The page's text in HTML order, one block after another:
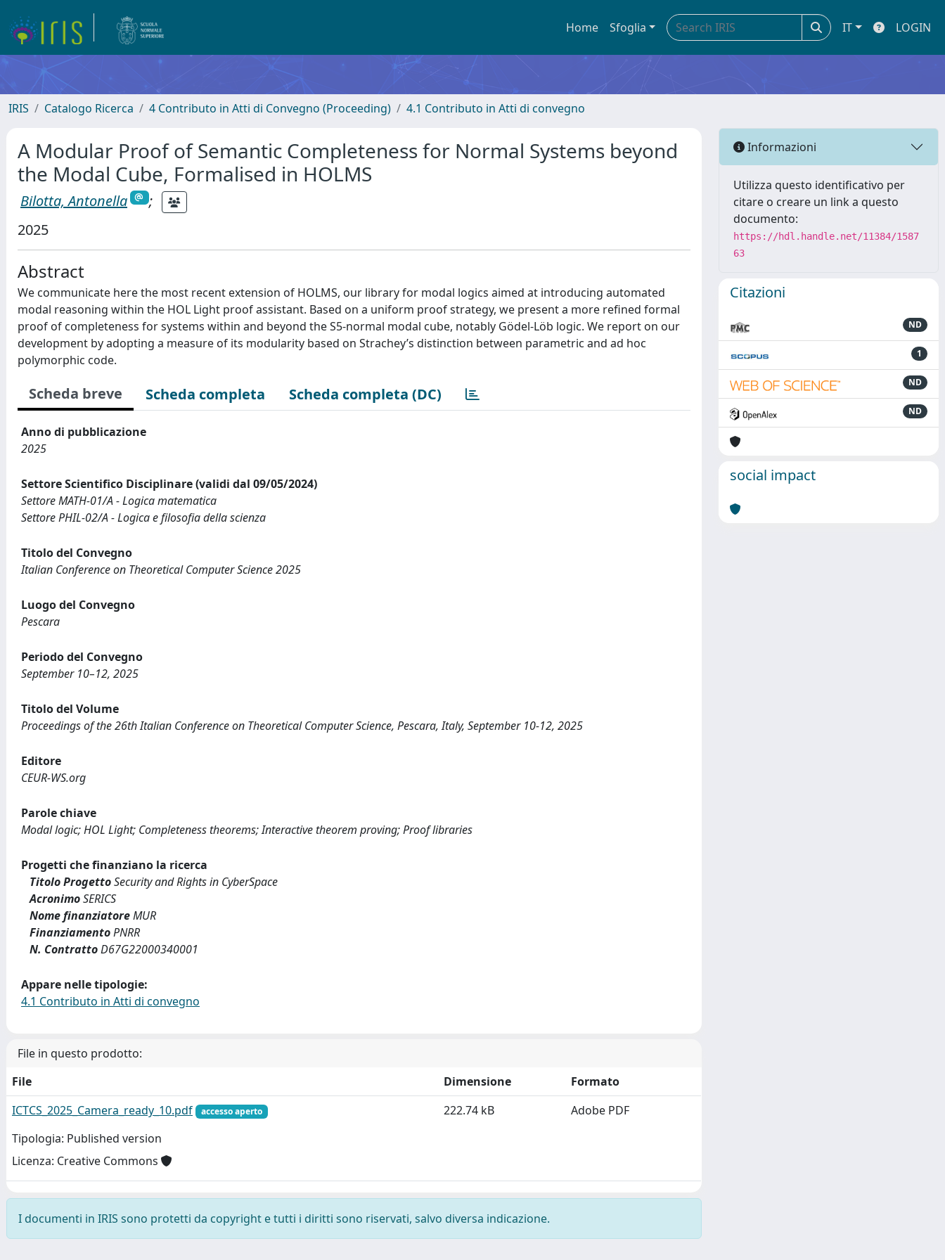
Home Sfoglia IT LOGIN
IRIS Catalogo Ricerca 4 Contributo in Atti di Convegno (Proceeding) 4.1 Contributo in Atti di convegno
A Modular Proof of Semantic Completeness for Normal Systems beyond
the Modal Cube, Formalised in HOLMS
Bilotta, Antonella
;
2025
Abstract
We communicate here the most recent extension of HOLMS, our library for modal logics aimed at introducing automated
modal reasoning within the HOL Light proof assistant. Based on a uniform proof strategy, we present a more refined formal
proof of completeness for systems within and beyond the S5-normal modal cube, notably Gödel-Löb logic. We report on our
development by adopting a measure of its modularity based on Strachey’s distinction between parametric and ad hoc
polymorphic code.
Scheda breve Scheda completa Scheda completa (DC)
Anno di pubblicazione
2025
Settore Scientifico Disciplinare (validi dal 09/05/2024)
Settore MATH-01/A - Logica matematica
Settore PHIL-02/A - Logica e filosofia della scienza
Titolo del Convegno
Italian Conference on Theoretical Computer Science 2025
Luogo del Convegno
Pescara
Periodo del Convegno
September 10–12, 2025
Titolo del Volume
Proceedings of the 26th Italian Conference on Theoretical Computer Science, Pescara, Italy, September 10-12, 2025
Editore
CEUR-WS.org
Parole chiave
Modal logic; HOL Light; Completeness theorems; Interactive theorem proving; Proof libraries
Progetti che finanziano la ricerca
Titolo ProgettoSecurity and Rights in CyberSpace
AcronimoSERICS
Nome finanziatoreMUR
FinanziamentoPNRR
N. ContrattoD67G22000340001
Appare nelle tipologie:
4.1 Contributo in Atti di convegno
File in questo prodotto:
File
Dimensione
Formato
ICTCS_2025_Camera_ready_10.pdf
accesso aperto
Tipologia: Published version
Licenza: Creative Commons
222.74 kB Adobe PDF
I documenti in IRIS sono protetti da copyright e tutti i diritti sono riservati, salvo diversa indicazione.
Informazioni
Utilizza questo identificativo per
citare o creare un link a questo
documento:
https://hdl.handle.net/11384/1587
63
Citazioni
ND
1
ND
ND
social impact